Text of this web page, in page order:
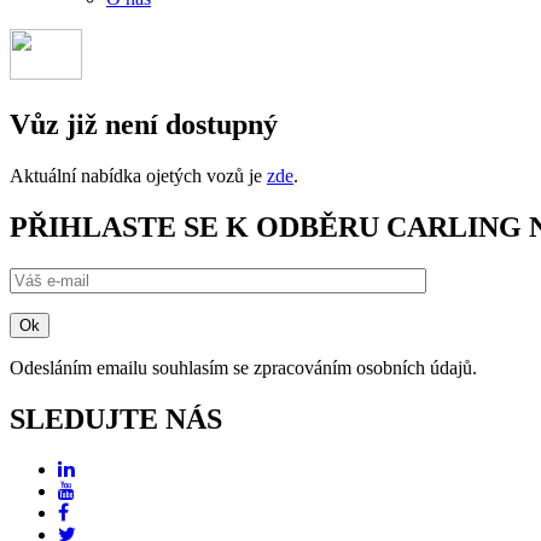
Vůz již není dostupný
Aktuální nabídka ojetých vozů je zde.
PŘIHLASTE SE K ODBĚRU CARLING
Odesláním emailu souhlasím se zpracováním osobních údajů.
SLEDUJTE NÁS